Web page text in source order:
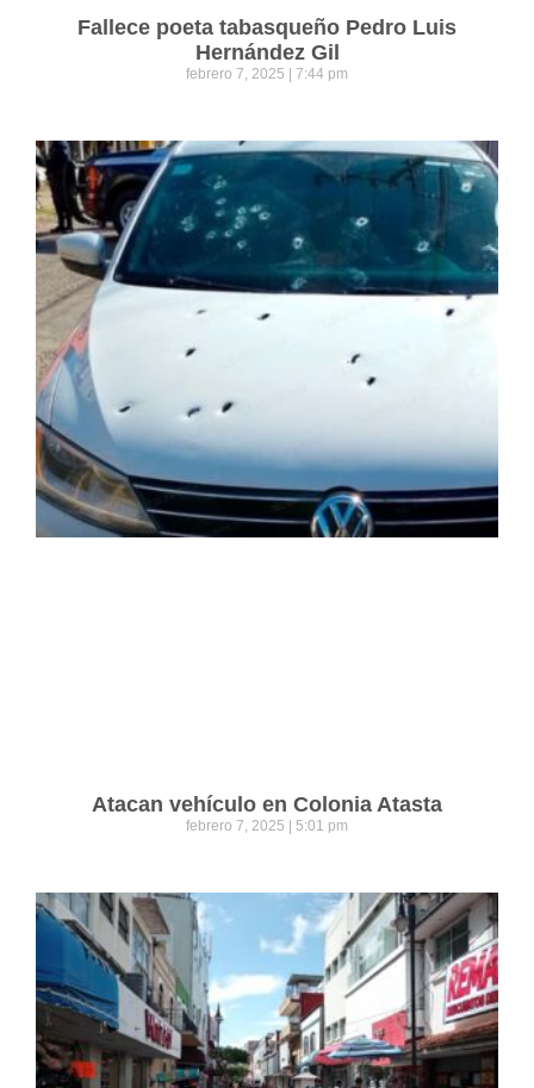
Fallece poeta tabasqueño Pedro Luis
Hernández Gil
febrero 7, 2025 7:44 pm
Atacan vehículo en Colonia Atasta
febrero 7, 2025 5:01 pm